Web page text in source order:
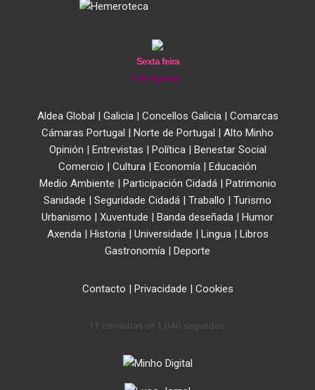
Sexta feira
7 de Agosto
Aldea Global | Galicia| Concellos Galicia| Comarcas
Cámaras Portugal | Norte de Portugal | Alto Minho
Opinión | Entrevistas | Política| Benestar Social
Comercio | Cultura | Economía | Educación
Medio Ambiente | Participación Cidadá| Patrimonio
Sanidade | Seguridade Cidadá | Traballo | Turismo
Urbanismo | Xuventude | Banda deseñada | Humor
Axenda| Historia| Universidade | Lingua| Libros
Gastronomía | Deporte
Contacto | Privacidade | Cookies
11 consultas en 1,040 segundos.